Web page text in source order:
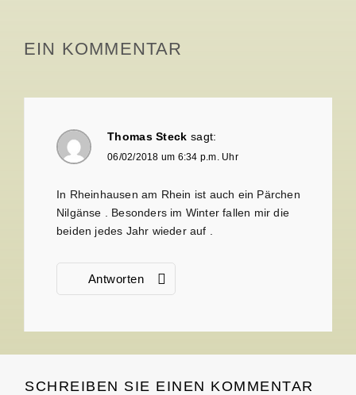
EIN KOMMENTAR
Thomas Steck sagt:
06/02/2018 um 6:34 p.m. Uhr
In Rheinhausen am Rhein ist auch ein Pärchen
Nilgänse . Besonders im Winter fallen mir die
beiden jedes Jahr wieder auf .
Antworten
SCHREIBEN SIE EINEN KOMMENTAR